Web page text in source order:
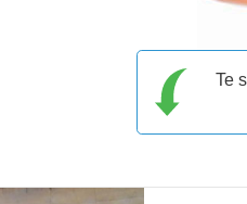
Te